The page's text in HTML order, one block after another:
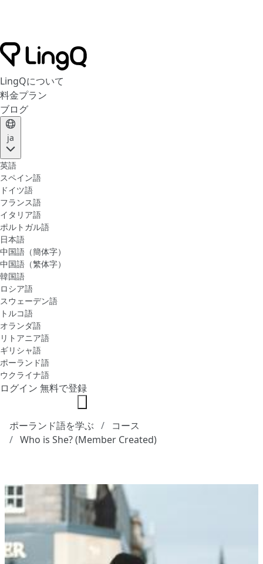
LingQについて
料金プラン
ブログ
ja
英語
スペイン語
ドイツ語
フランス語
イタリア語
ポルトガル語
日本語
中国語（簡体字）
中国語（繁体字）
韓国語
ロシア語
スウェーデン語
トルコ語
オランダ語
リトアニア語
ギリシャ語
ポーランド語
ウクライナ語
ログイン 無料で登録
ポーランド語を学ぶ
コース
Who is She? (Member Created)